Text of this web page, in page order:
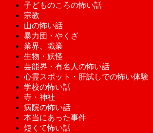
子どものころの怖い話
宗教
山の怖い話
暴力団・やくざ
業界、職業
生物・妖怪
芸能界・有名人の怖い話
心霊スポット・肝試しでの怖い体験
学校の怖い話
寺・神社
病院の怖い話
本当にあった事件
短くて怖い話